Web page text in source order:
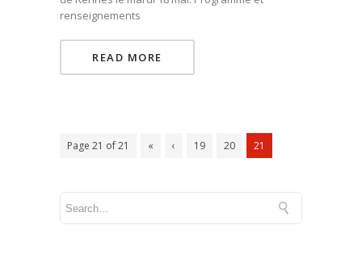
renseignements
READ MORE
Page 21 of 21 « ‹ 19 20 21